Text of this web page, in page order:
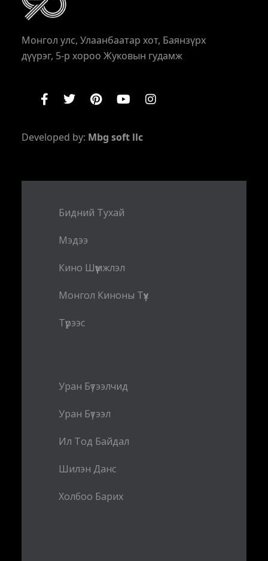
Монгол улс, Улаанбаатар хот, Баянзүрх
дүүрэг, 5-р хороо Жуковын гудамж
Developed by: Mbg soft llc
Бидний Тухай
Мэдээ
Кино Шүүмжлэл
Монгол Киноны Түүх
Түрээс
Уран Бүтээлчид
Уран Бүтээл
Ил Тод Байдал
Шилэн Данс
Холбоо Барих